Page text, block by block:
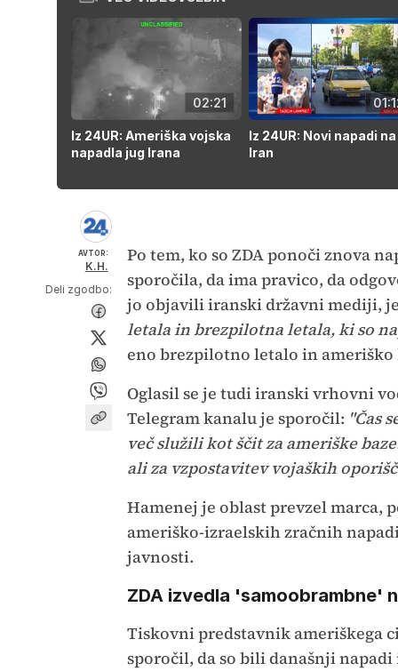
02:21
Iz 24UR: Ameriška vojska
napadla jug Irana
Iz 24UR: Novi napadi na
Iran
AVTOR:
K.H.
Deli zgodbo:
Po tem, ko so ZDA ponoči znova
sporočila, da ima pravico, da
jo objavili iranski državni mediji,
letala in brezpilotna letala, ki so
eno brezpilotno letalo in
Oglasil se je tudi iranski vrhovni
Telegram kanalu je sporočil: "Čas
več služili kot ščit za ameriške
ali za vzpostavitev vojaških
Hamenej je oblast prevzel marca,
ameriško-izraelskih zračnih
javnosti.
ZDA izvedla 'samoobrambne'
Tiskovni predstavnik ameriškega
sporočil, da so bili današnji